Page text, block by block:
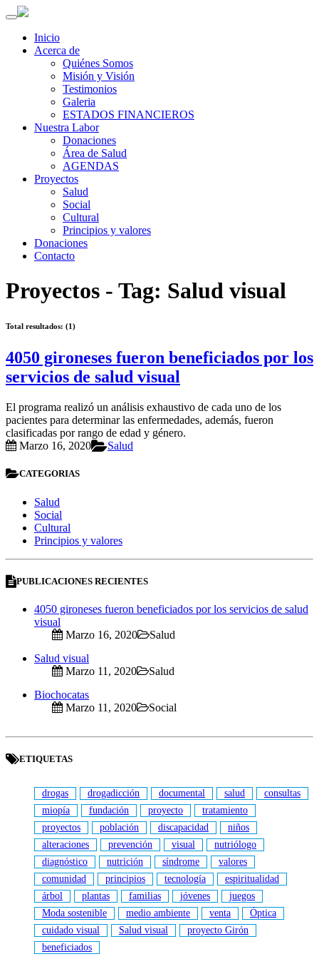
Inicio
Acerca de
Quiénes Somos
Misión y Visión
Testimonios
Galeria
ESTADOS FINANCIEROS
Nuestra Labor
Donaciones
Área de Salud
AGENDAS
Proyectos
Salud
Social
Cultural
Principios y valores
Donaciones
Contacto
Proyectos - Tag: Salud visual
Total resultados: (1)
4050 gironeses fueron beneficiados por los
servicios de salud visual
El programa realizó un análisis exhaustivo de cada uno de los
pacientes para determinar las enfermedades, además, fueron
clasificadas por rango de edad y género.
Marzo 16, 2020
Salud
CATEGORIAS
Salud
Social
Cultural
Principios y valores
PUBLICACIONES RECIENTES
4050 gironeses fueron beneficiados por los servicios de salud
visual
Marzo 16, 2020
Salud
Salud visual
Marzo 11, 2020
Salud
Biochocatas
Marzo 11, 2020
Social
ETIQUETAS
drogas drogadicción documental salud
consultas
miopía
fundación proyecto
tratamiento
proyectos
población discapacidad
niños
alteraciones
prevención visual
nutriólogo
diagnóstico
nutrición síndrome
valores
comunidad
principios tecnología
espiritualidad
árbol
plantas familias jóvenes
juegos
Moda sostenible
medio ambiente venta
Óptica
cuidado visual
Salud visual
proyecto Girón
beneficiados